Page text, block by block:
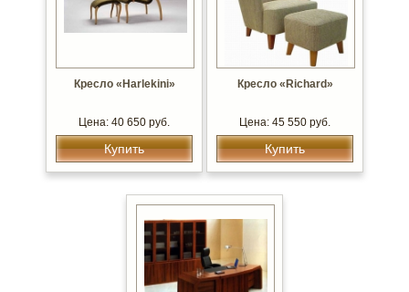
Кресло «Harlekini»
Цена: 40 650 руб.
Купить
Кресло «Richard»
Цена: 45 550 руб.
Купить